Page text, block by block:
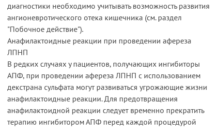
диагностики необходимо учитывать возможность развития
ангионевротического отека кишечника (см.­ раздел
­"Побочное действие").
Анафилактоидные реакции при проведении афереза
ЛПНП
В редких случаях у пациентов, получающих ингибиторы
АПФ, при проведении афереза ЛПНП с использованием
декстрана сульфата могут развиваться угрожающие жизни
анафилактоидные реакции. Для предотвращения
анафилактоидной реакции следует временно прекратить
терапию ингибитором АПФ перед каждой процедурой